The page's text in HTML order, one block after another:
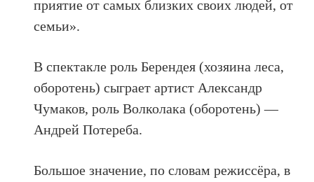
приятие от самых близких своих людей, от
семьи».
В спектакле роль Берендея (хозяина леса,
оборотень) сыграет артист Александр
Чумаков, роль Волколака (оборотень) —
Андрей Потереба.
Большое значение, по словам режиссёра, в